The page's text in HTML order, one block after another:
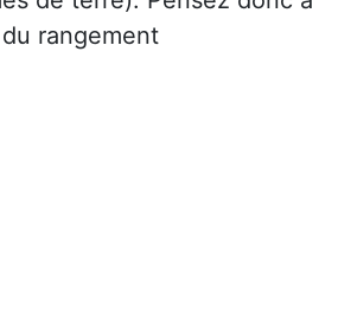
rangement